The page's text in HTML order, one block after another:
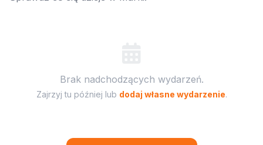
Brak nadchodzących wydarzeń.
Zajrzyj tu później lub dodaj własne wydarzenie.